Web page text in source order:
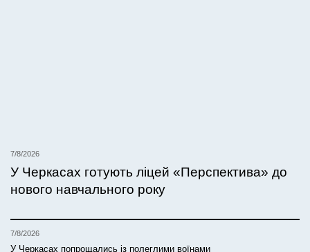
7/8/2026
У Черкасах готують ліцей «Перспектива» до
нового навчального року
7/8/2026
У Черкасах попрощались із полеглими воїнами